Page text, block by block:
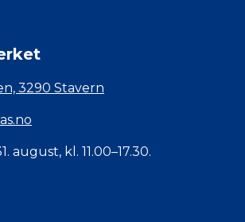
3290 Stavern
august, kl. 11.00–17.30.